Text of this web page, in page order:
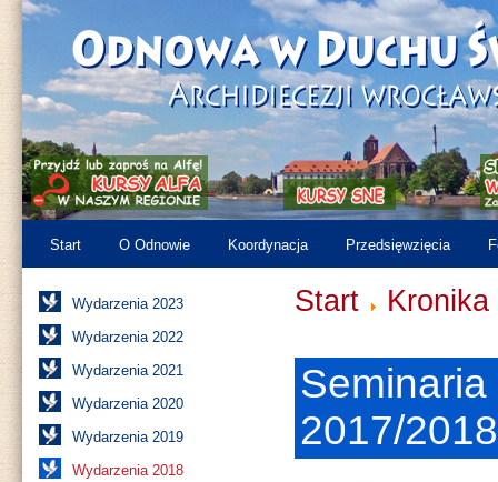
Start O Odnowie Koordynacja Przedsięwzięcia
Wydarzenia 2023
Wydarzenia 2022
Wydarzenia 2021
Wydarzenia 2020
Wydarzenia 2019
Wydarzenia 2018
Start Kronika
2017/2018